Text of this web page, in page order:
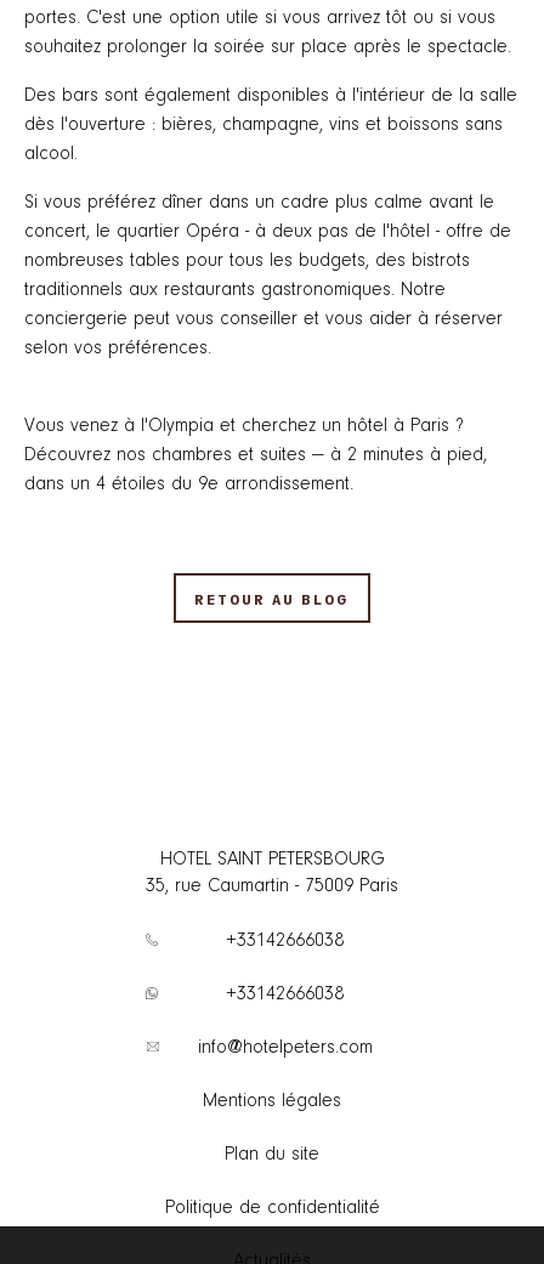
portes. C'est une option utile si vous arrivez tôt ou si vous
souhaitez prolonger la soirée sur place après le spectacle.
Des bars sont également disponibles à l'intérieur de la salle
dès l'ouverture : bières, champagne, vins et boissons sans
alcool.
Si vous préférez dîner dans un cadre plus calme avant le
concert, le quartier Opéra - à deux pas de l'hôtel - offre de
nombreuses tables pour tous les budgets, des bistrots
traditionnels aux restaurants gastronomiques. Notre
conciergerie peut vous conseiller et vous aider à réserver
selon vos préférences.
Vous venez à l'Olympia et cherchez un hôtel à Paris ?
Découvrez nos chambres et suites — à 2 minutes à pied,
dans un 4 étoiles du 9e arrondissement.
RETOUR AU BLOG
HOTEL SAINT PETERSBOURG
35, rue Caumartin - 75009 Paris
+33142666038
+33142666038
info@hotelpeters.com
Mentions légales
Plan du site
Politique de confidentialité